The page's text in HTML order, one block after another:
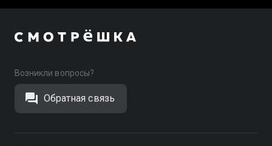
Возникли вопросы?
Обратная связь